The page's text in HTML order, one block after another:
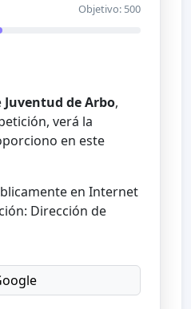
Objetivo: 500
Juventud de Arbo,
verá la
en este
en Internet
Dirección de